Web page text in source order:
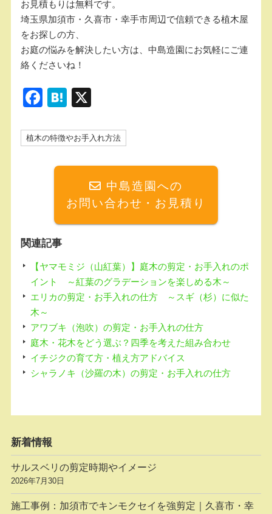
お見積もりは無料です。
埼玉県加須市・久喜市・幸手市周辺で信頼できる植木屋
をお探しの方、
お庭の悩みを解決したい方は、中島造園にお気軽にご連
絡くださいね！
F
c
k
H
e
植木の特徴やお手入れ方法
中島造園への
お問い合わせ・お見積り
関連記事
【ヤマモミジ（山紅葉）】庭木の剪定・お手入れのポ
イント ～紅葉のグラデーションを楽しめる木～
エリカの剪定・お手入れの仕方 ～スギ（杉）に似た
木～
アワブキ（泡吹）の剪定・お手入れの仕方
庭木・花木をどう選ぶ？四季を考えた組み合わせ
イチジクの育て方・植え方アドバイス
シャラノキ（沙羅の木）の剪定・お手入れの仕方
新着情報
サルスベリの剪定時期やイメージ
2026年7月30日
施工事例：加須市でキンモクセイを強剪定｜久喜市・幸